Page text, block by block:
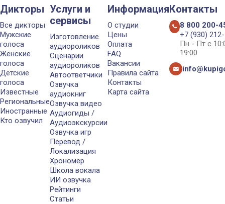
Дикторы
Все дикторы
Мужские
голоса
Женские
голоса
Детские
голоса
Известные
Региональные
Иностранные
Кто озвучил
Услуги и
сервисы
Изготовление
аудиороликов
Сценарии
аудиороликов
Автоответчики
Озвучка
аудиокниг
Озвучка видео
Аудиогиды /
Аудиоэкскурсии
Озвучка игр
Перевод /
Локализация
Хрономер
Школа вокала
ИИ озвучка
Рейтинги
Статьи
Информация
О студии
Цены
Оплата
FAQ
Вакансии
Правила сайта
Контакты
Карта сайта
Контакты
8 800 200-
+7 (930)
Пн - Пт с
19:00